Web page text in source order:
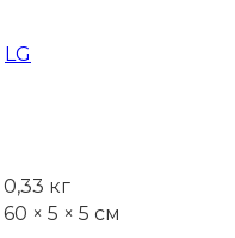
LG
0,33 кг
60 × 5 × 5 см